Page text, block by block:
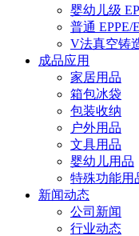
婴幼儿级
普通 EPPE/
V法真空铸
成品应用
家居用品
箱包冰袋
包装收纳
户外用品
文具用品
婴幼儿用品
特殊功能用
新闻动态
公司新闻
行业动态